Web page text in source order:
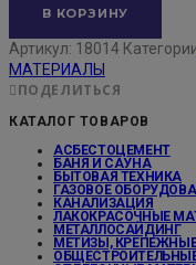
В КОРЗИНУ
Артикул: 18014
МАТЕРИАЛЫ
ПОДЕЛИТЬСЯ
КАТАЛОГ ТОВАРОВ
АСБЕСТОЦЕМЕНТ
БАНЯ И САУНА
БЫТОВАЯ ТЕХНИКА
ГАЗОВОЕ
КАНАЛИЗАЦИЯ
ЛАКОКРАСОЧНЫЕ
МЕТАЛЛОСАЙДИНГ
МЕТИЗЫ,